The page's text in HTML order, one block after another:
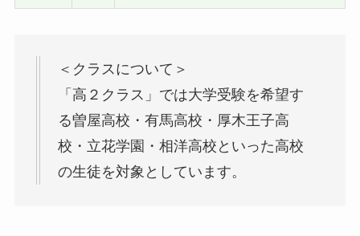
＜クラスについて＞
「高２クラス」では大学受験を希望す
る曽屋高校・有馬高校・厚木王子高
校・立花学園・相洋高校といった高校
の生徒を対象としています。